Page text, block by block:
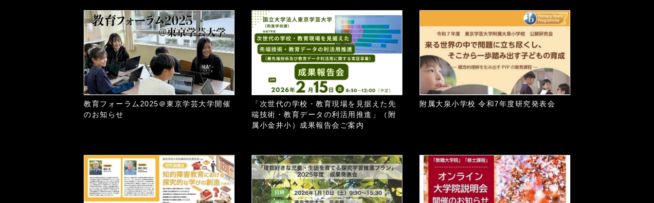
教育フォーラム2025＠東京学芸大学開催
のお知らせ
「次世代の学校・教育現場を見据えた先
端技術・教育データの利活用推進」（附
属小金井小）成果報告会ご案内
附属大泉小学校 令和7年度研究発表会